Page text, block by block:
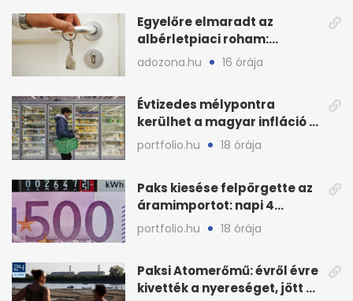
Egyelőre elmaradt az
albérletpiaci roham:
ennyibe kerülnek a kiadó
adozona.hu 16 órája
Évtizedes mélypontra
kerülhet a magyar infláció a
KSH új adata szerint
portfolio.hu 18 órája
Paks kiesése felpörgette az
áramimportot: napi 4
milliárd forintos számla
portfolio.hu 18 órája
Paksi Atomerőmű: évről évre
kivették a nyereséget, jött a